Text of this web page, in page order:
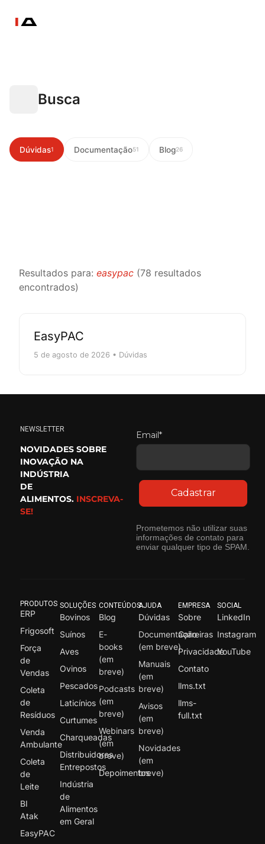
Busca
Dúvidas1 Documentação51 Blog26
Resultados para: easypac (78 resultados
encontrados)
EasyPAC
5 de agosto de 2026 • Dúvidas
NEWSLETTER
NOVIDADES SOBRE
INOVAÇÃO NA
INDÚSTRIA
DE
ALIMENTOS. INSCREVA-
SE!
Email*
Cadastrar
Prometemos não utilizar suas
informações de contato para
enviar qualquer tipo de SPAM.
PRODUTOS
ERP
Frigosoft
Força
de
Vendas
Coleta
de
Resíduos
Venda
Ambulante
Coleta
de
Leite
BI
Atak
EasyPAC
SOLUÇÕES
Bovinos
Suínos
Aves
Ovinos
Pescados
Laticínios
Curtumes
Charqueadas
Distribuidores
Entrepostos
Indústria
de
Alimentos
em Geral
CONTEÚDOS
Blog
E-
books
(em
breve)
Podcasts
(em
breve)
Webinars
(em
breve)
Depoimentos
AJUDA
Dúvidas
Documentação
(em breve)
Manuais
(em
breve)
Avisos
(em
breve)
Novidades
(em
breve)
EMPRESA
Sobre
Carreiras
Privacidade
Contato
llms.txt
llms-
full.txt
SOCIAL
LinkedIn
Instagram
YouTube